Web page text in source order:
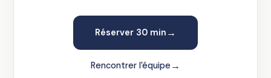
Réserver 30 min →
Rencontrer l'équipe→